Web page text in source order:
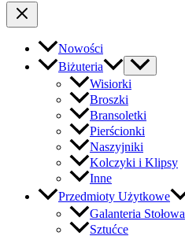
Nowości
Biżuteria
Wisiorki
Broszki
Bransoletki
Pierścionki
Naszyjniki
Kolczyki i Klipsy
Inne
Przedmioty Użytkowe
Galanteria Stołowa
Sztućce